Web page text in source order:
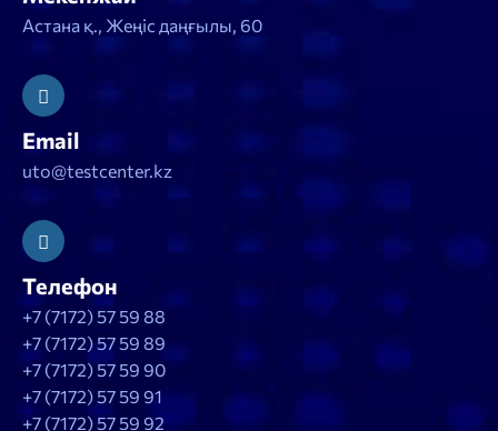
Астана қ., Жеңіс даңғылы, 60
Email
uto@testcenter.kz
Телефон
+7 (7172) 57 59 88
+7 (7172) 57 59 89
+7 (7172) 57 59 90
+7 (7172) 57 59 91
+7 (7172) 57 59 92